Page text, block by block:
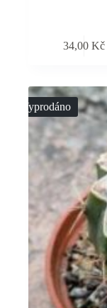
34,00Kč
Vyprodáno